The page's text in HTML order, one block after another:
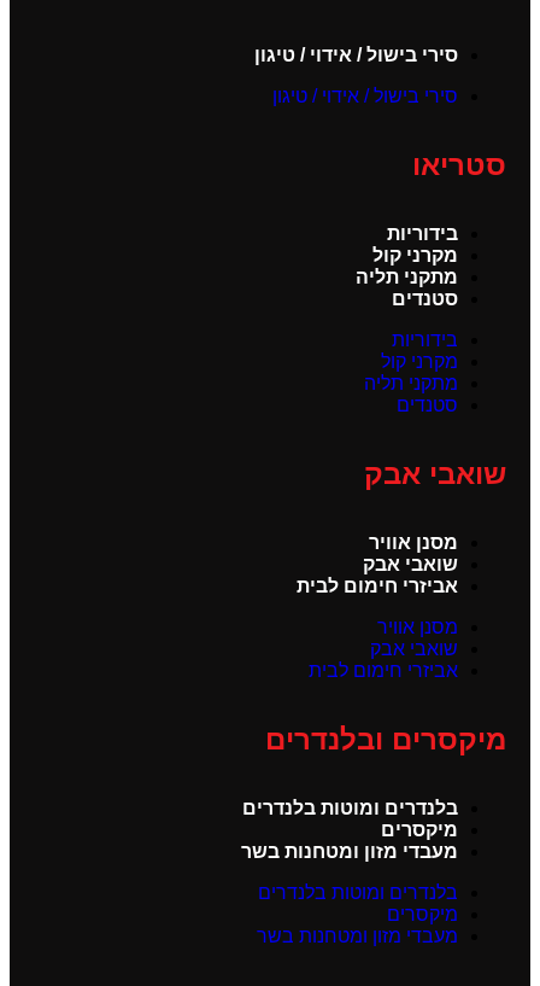
סירי בישול / אידוי / טיגון
סירי בישול / אידוי / טיגון
סטריאו
בידוריות
מקרני קול
מתקני תליה
סטנדים
בידוריות
מקרני קול
מתקני תליה
סטנדים
שואבי אבק
מסנן אוויר
שואבי אבק
אביזרי חימום לבית
מסנן אוויר
שואבי אבק
אביזרי חימום לבית
מיקסרים ובלנדרים
בלנדרים ומוטות בלנדרים
מיקסרים
מעבדי מזון ומטחנות בשר
בלנדרים ומוטות בלנדרים
מיקסרים
מעבדי מזון ומטחנות בשר